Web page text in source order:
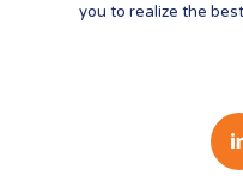
you to realize the